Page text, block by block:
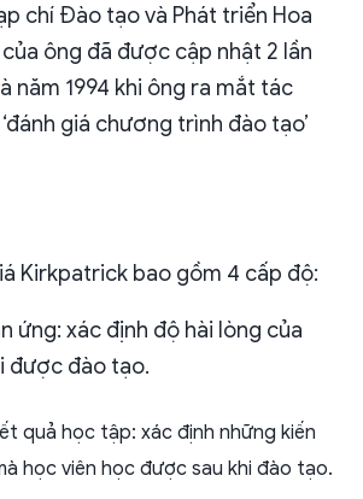
chí Đào tạo và Phát triển Hoa
của ông đã được cập nhật 2 lần
năm 1994 khi ông ra mắt tác
giá chương trình đào tạo’
Kirkpatrick bao gồm 4 cấp độ:
ứng: xác định độ hài lòng của
được đào tạo.
quả học tập: xác định những kiến
học viên học được sau khi đào tạo.